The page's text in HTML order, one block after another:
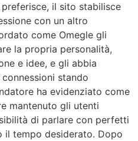
preferisce, il sito stabilisce
con un altro
come Omegle gli
la propria personalità,
e idee, e gli abbia
stando
ha evidenziato come
mantenuto gli utenti
di parlare con perfetti
il tempo desiderato. Dopo